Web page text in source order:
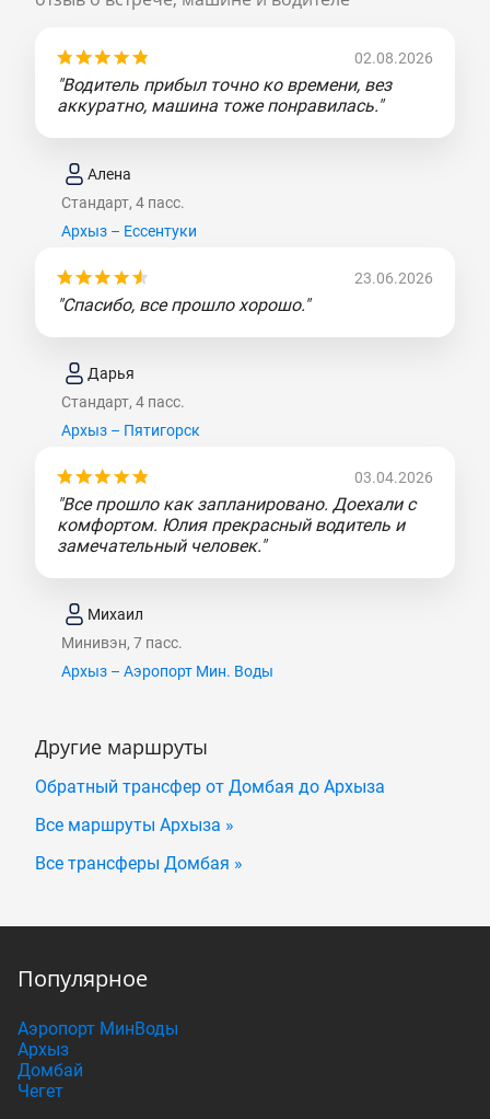
02.08.2026
"Водитель прибыл точно ко времени, вез
аккуратно, машина тоже понравилась."
Алена
Стандарт, 4 пасс.
Архыз – Ессентуки
23.06.2026
"Спасибо, все прошло хорошо."
Дарья
Стандарт, 4 пасс.
Архыз – Пятигорск
03.04.2026
"Все прошло как запланировано. Доехали с
комфортом. Юлия прекрасный водитель и
замечательный человек."
Михаил
Минивэн, 7 пасс.
Архыз – Аэропорт Мин. Воды
Другие маршруты
Обратный трансфер от Домбая до Архыза
Все маршруты Архыза »
Все трансферы Домбая »
Популярное
Аэропорт МинВоды
Архыз
Домбай
Чегет